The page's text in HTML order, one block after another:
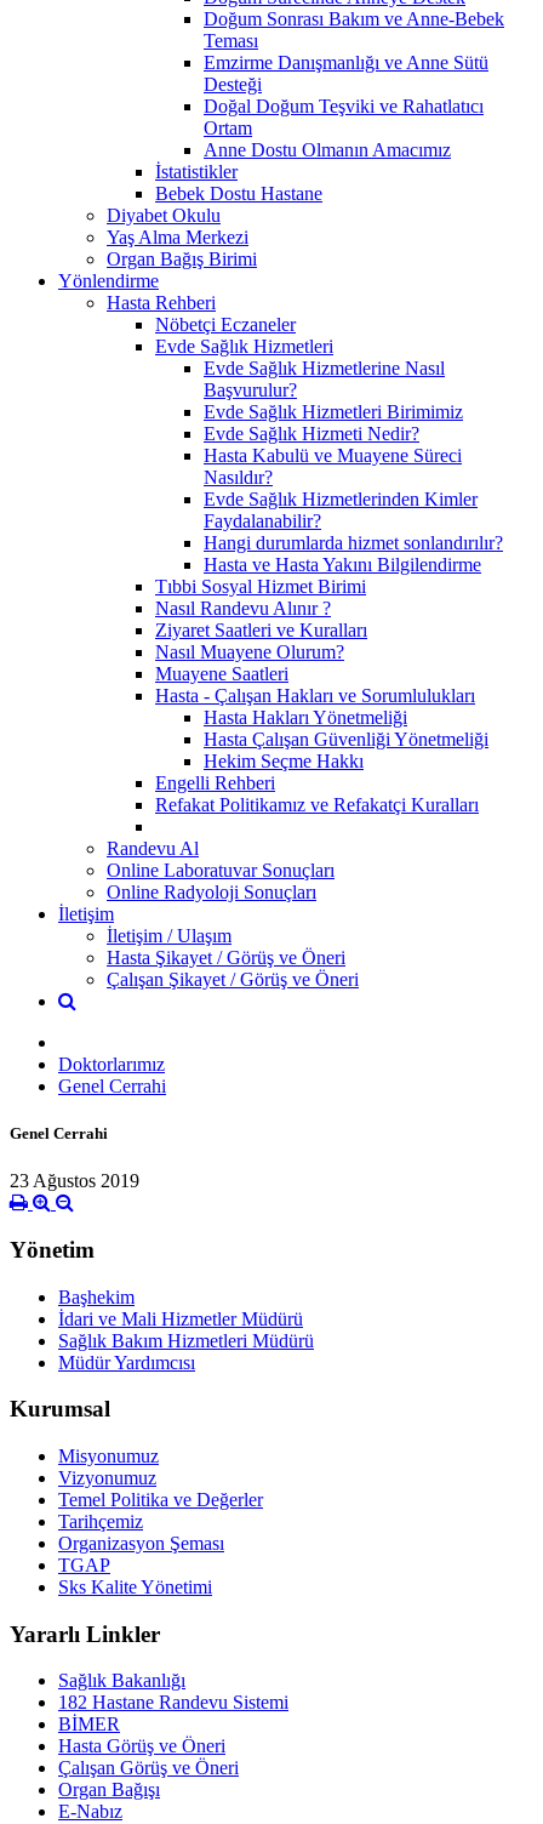
Doğum Sonrası Bakım ve Anne-Bebek
Teması
Emzirme Danışmanlığı ve Anne Sütü
Desteği
Doğal Doğum Teşviki ve Rahatlatıcı
Ortam
Anne Dostu Olmanın Amacımız
İstatistikler
Bebek Dostu Hastane
Diyabet Okulu
Yaş Alma Merkezi
Organ Bağış Birimi
Yönlendirme
Hasta Rehberi
Nöbetçi Eczaneler
Evde Sağlık Hizmetleri
Evde Sağlık Hizmetlerine Nasıl
Başvurulur?
Evde Sağlık Hizmetleri Birimimiz
Evde Sağlık Hizmeti Nedir?
Hasta Kabulü ve Muayene Süreci
Nasıldır?
Evde Sağlık Hizmetlerinden Kimler
Faydalanabilir?
Hangi durumlarda hizmet sonlandırılır?
Hasta ve Hasta Yakını Bilgilendirme
Tıbbi Sosyal Hizmet Birimi
Nasıl Randevu Alınır ?
Ziyaret Saatleri ve Kuralları
Nasıl Muayene Olurum?
Muayene Saatleri
Hasta - Çalışan Hakları ve Sorumlulukları
Hasta Hakları Yönetmeliği
Hasta Çalışan Güvenliği Yönetmeliği
Hekim Seçme Hakkı
Engelli Rehberi
Refakat Politikamız ve Refakatçi Kuralları
Randevu Al
Online Laboratuvar Sonuçları
Online Radyoloji Sonuçları
İletişim
İletişim / Ulaşım
Hasta Şikayet / Görüş ve Öneri
Çalışan Şikayet / Görüş ve Öneri
Doktorlarımız
Genel Cerrahi
Genel Cerrahi
23 Ağustos 2019
Yönetim
Başhekim
İdari ve Mali Hizmetler Müdürü
Sağlık Bakım Hizmetleri Müdürü
Müdür Yardımcısı
Kurumsal
Misyonumuz
Vizyonumuz
Temel Politika ve Değerler
Tarihçemiz
Organizasyon Şeması
TGAP
Sks Kalite Yönetimi
Yararlı Linkler
Sağlık Bakanlığı
182 Hastane Randevu Sistemi
BİMER
Hasta Görüş ve Öneri
Çalışan Görüş ve Öneri
Organ Bağışı
E-Nabız